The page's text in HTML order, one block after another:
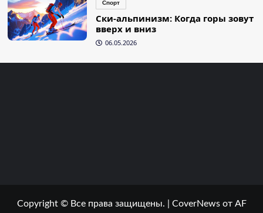
Спорт
Ски-альпинизм: Когда горы зовут
вверх и вниз
06.05.2026
Copyright © Все права защищены. CoverNewsот AF